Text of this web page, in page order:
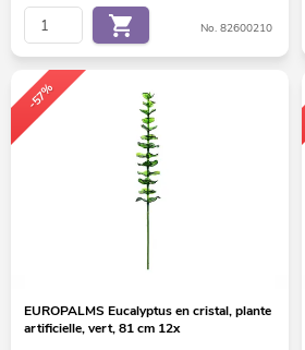
No. 82600210
-57%
EUROPALMS Eucalyptus en cristal, plante
artificielle, vert, 81 cm 12x